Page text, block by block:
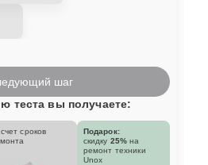
шаг
теста вы получаете:
сроков
Подарок:
скидку 25% на
ремонт техники
Unox